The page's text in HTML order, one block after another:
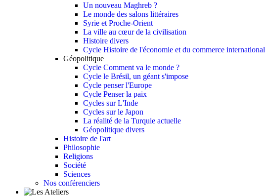
Un nouveau Maghreb ?
Le monde des salons littéraires
Syrie et Proche-Orient
La ville au cœur de la civilisation
Histoire divers
Cycle Histoire de l'économie et du commerce international
Géopolitique
Cycle Comment va le monde ?
Cycle le Brésil, un géant s'impose
Cycle penser l'Europe
Cycle Penser la paix
Cycles sur L'Inde
Cycles sur le Japon
La réalité de la Turquie actuelle
Géopolitique divers
Histoire de l'art
Philosophie
Religions
Société
Sciences
Nos conférenciers